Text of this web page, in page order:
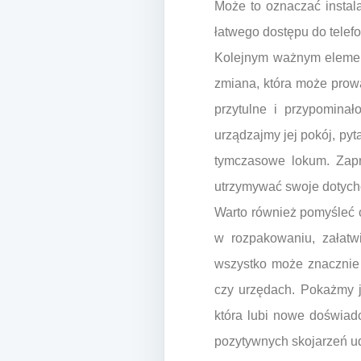
Może to oznaczać
łatwego dostępu do
Kolejnym ważnym
zmiana, która może
przytulne i
urządzajmy jej pokój,
tymczasowe lokum.
utrzymywać swoje
Warto również
w rozpakowaniu,
wszystko może
czy urzędach.
która lubi nowe
pozytywnych skojarzeń